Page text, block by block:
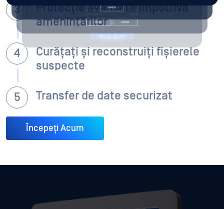
Protecție avansată împotriva
amenințărilor
Curățați și reconstruiți fișierele
suspecte
Transfer de date securizat
Începeți Acum